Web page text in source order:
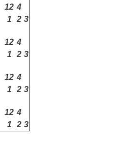
12 4
1 2 3
12 4
1 2 3
12 4
1 2 3
12 4
1 2 3